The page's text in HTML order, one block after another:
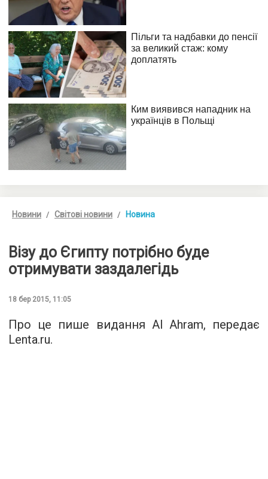
Новини Світові новини Новина
Візу до Єгипту потрібно буде
отримувати заздалегідь
18 бер 2015, 11:05
Про це пише видання Al Ahram, передає
Lenta.ru.